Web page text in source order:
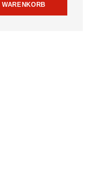
WARENKORB